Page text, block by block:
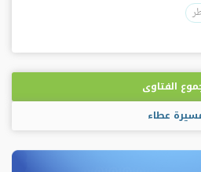
الفتاوى
عطاء